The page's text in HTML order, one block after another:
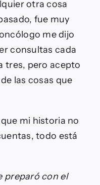
otra cosa
fue muy
me dijo
consultas cada
tres, pero acepto
las cosas que
mi historia no
todo está
preparó con el